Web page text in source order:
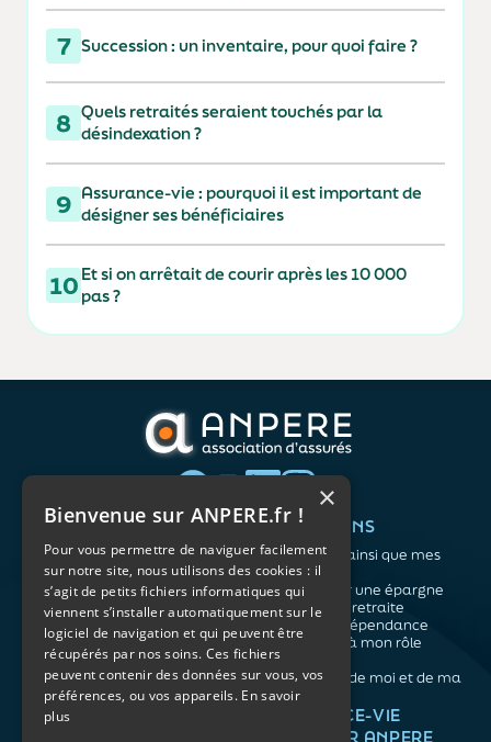
7 Succession : un inventaire, pour quoi faire ?
8 Quels retraités seraient touchés par la
désindexation ?
9 Assurance-vie : pourquoi il est important de
désigner ses bénéficiaires
10 Et si on arrêtait de courir après les 10 000
pas ?
QUI SOMMES-NOUS ?
L'association
Notre organisation
L’équipe
Les atouts du contrat
associatif
VOS BESOINS
Me protéger ainsi que mes
proches
Me constituer une épargne
Préparer ma retraite
Anticiper la dépendance
Me préparer à mon rôle
d'aidant
Prendre soin de moi et de ma
santé
NOS ARTICLES
ASSURANCE-VIE
FACILE PAR ANPERE
×
Bienvenue sur ANPERE.fr !
Pour vous permettre de naviguer facilement
sur notre site, nous utilisons des cookies : il
s’agit de petits fichiers informatiques qui
viennent s’installer automatiquement sur le
logiciel de navigation et qui peuvent être
récupérés par nos soins. Ces fichiers
peuvent contenir des données sur vous, vos
préférences, ou vos appareils. En savoir
plus